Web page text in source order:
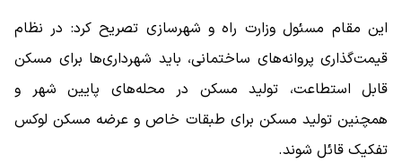
این مقام مسئول وزارت راه و شهرسازی تصریح کرد: در نظام
قیمت‌گذاری پروانه‌های ساختمانی، باید شهرداری‌ها برای مسکن
قابل استطاعت، تولید مسکن در محله‌های پایین شهر و
همچنین تولید مسکن برای طبقات خاص و عرضه مسکن لوکس
تفکیک قائل شوند.